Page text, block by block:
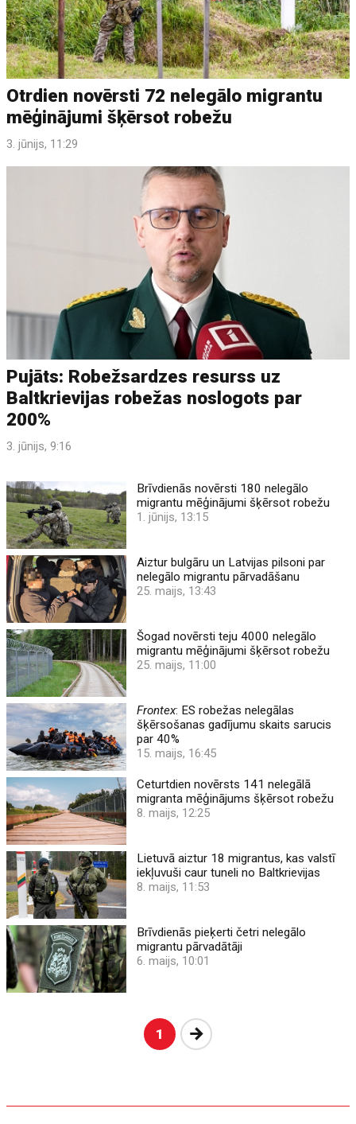
Otrdien novērsti 72 nelegālo migrantu
mēģinājumi šķērsot robežu
3. jūnijs, 11:29
Pujāts: Robežsardzes resurss uz
Baltkrievijas robežas noslogots par
200%
3. jūnijs, 9:16
Brīvdienās novērsti 180 nelegālo
migrantu mēģinājumi šķērsot robežu
1. jūnijs, 13:15
Aiztur bulgāru un Latvijas pilsoni par
nelegālo migrantu pārvadāšanu
25. maijs, 13:43
Šogad novērsti teju 4000 nelegālo
migrantu mēģinājumi šķērsot robežu
25. maijs, 11:00
Frontex: ES robežas nelegālas
šķērsošanas gadījumu skaits sarucis
par 40%
15. maijs, 16:45
Ceturtdien novērsts 141 nelegālā
migranta mēģinājums šķērsot robežu
8. maijs, 12:25
Lietuvā aiztur 18 migrantus, kas valstī
iekļuvuši caur tuneli no Baltkrievijas
8. maijs, 11:53
Brīvdienās pieķerti četri nelegālo
migrantu pārvadātāji
6. maijs, 10:01
1 Nākošā